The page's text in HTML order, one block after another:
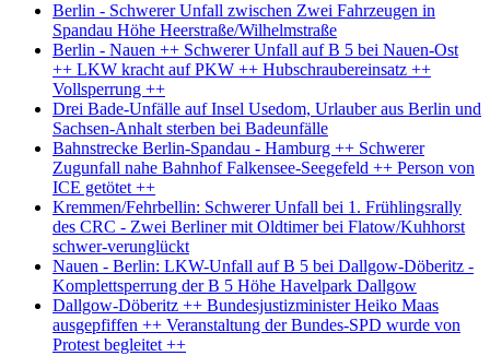
Berlin - Schwerer Unfall zwischen Zwei Fahrzeugen in
Spandau Höhe Heerstraße/Wilhelmstraße
Berlin - Nauen ++ Schwerer Unfall auf B 5 bei Nauen-Ost
++ LKW kracht auf PKW ++ Hubschraubereinsatz ++
Vollsperrung ++
Drei Bade-Unfälle auf Insel Usedom, Urlauber aus Berlin und
Sachsen-Anhalt sterben bei Badeunfälle
Bahnstrecke Berlin-Spandau - Hamburg ++ Schwerer
Zugunfall nahe Bahnhof Falkensee-Seegefeld ++ Person von
ICE getötet ++
Kremmen/Fehrbellin: Schwerer Unfall bei 1. Frühlingsrally
des CRC - Zwei Berliner mit Oldtimer bei Flatow/Kuhhorst
schwer-verunglückt
Nauen - Berlin: LKW-Unfall auf B 5 bei Dallgow-Döberitz -
Komplettsperrung der B 5 Höhe Havelpark Dallgow
Dallgow-Döberitz ++ Bundesjustizminister Heiko Maas
ausgepfiffen ++ Veranstaltung der Bundes-SPD wurde von
Protest begleitet ++